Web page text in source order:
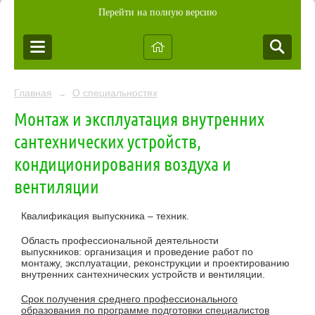
Перейти на полную версию
Главная → О специальностях
Монтаж и эксплуатация внутренних
сантехнических устройств,
кондиционирования воздуха и
вентиляции
Квалификация выпускника – техник.
Область профессиональной деятельности
выпускников: организация и проведение работ по
монтажу, эксплуатации, реконструкции и проектированию
внутренних сантехнических устройств и вентиляции.
Срок получения среднего профессионального
образования по программе подготовки специалистов